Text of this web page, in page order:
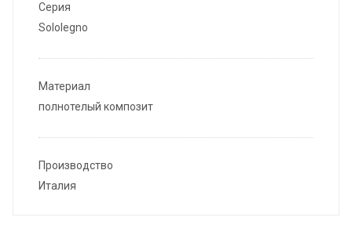
Серия
Sololegno
Материал
полнотелый композит
Производство
Италия